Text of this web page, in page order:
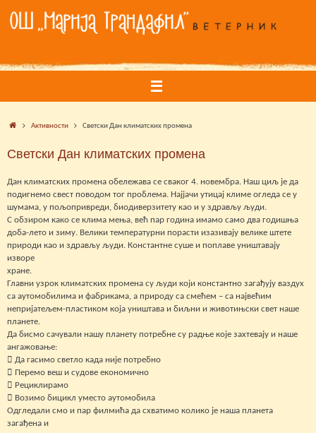
content
HomeАктивности Светски Дан климатских промена
Светски Дан климатских промена
Дан климатских промена обележава се сваког 4. новембра. Наш циљ је да
подигнемо свест поводом тог проблема. Најјачи утицај климе огледа се у
шумама, у пољопривреди, биодиверзитету као и у здрављу људи.
С обзиром како се клима мења, већ пар година имамо само два годишња
доба-лето и зиму. Велики температурни порасти изазивају велике штете
природи као и здрављу људи. Константне суше и поплаве уништавају
изворе
хране.
Главни узрок климатских промена су људи који константно загађују ваздух
са аутомобилима и фабрикама, а природу са смећем – са највећим
непријатељем-пластиком која уништава и биљни и животињски свет наше
планете.
Да бисмо сачували нашу планету потребне су радње које захтевају и наше
ангажовање:
 Да гасимо светло када није потребно
 Перемо веш и судове економично
 Рециклирамо
 Возимо бицикл уместо аутомобила
Одгледали смо и пар филмића да схватимо колико је наша планета
загађена и